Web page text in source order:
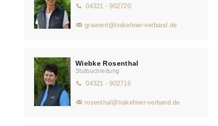
04321 - 902720
graenert@trakehner-verband.de
Wiebke Rosenthal
Stutbuchleitung
04321 - 902716
rosenthal@trakehner-verband.de